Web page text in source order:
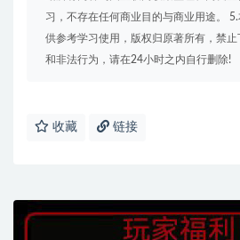
习，不存在任何商业目的与商业用途。
供参考学习使用，版权归原著所有，禁
和非法行为，请在24小时之内自行删除!
收藏 链接